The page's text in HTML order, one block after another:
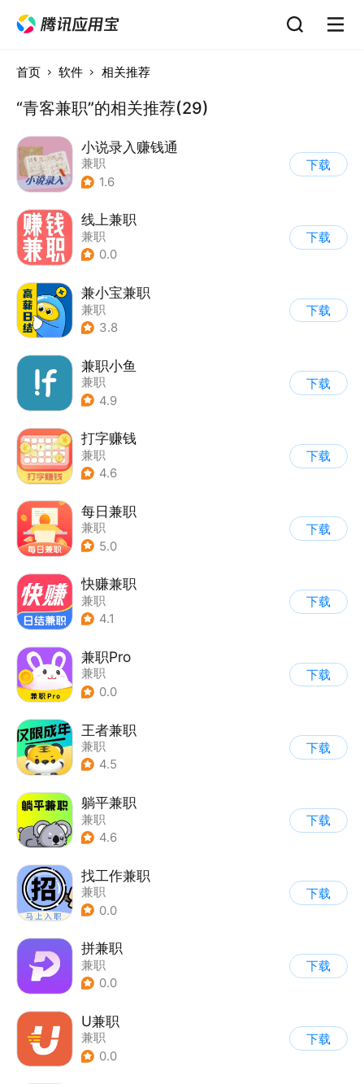
首页 软件 相关推荐
“青客兼职”的相关推荐(29)
小说录入赚钱通
兼职
1.6
下载
线上兼职
兼职
0.0
下载
兼小宝兼职
兼职
3.8
下载
兼职小鱼
兼职
4.9
下载
打字赚钱
兼职
4.6
下载
每日兼职
兼职
5.0
下载
快赚兼职
兼职
4.1
下载
兼职Pro
兼职
0.0
下载
王者兼职
兼职
4.5
下载
躺平兼职
兼职
4.6
下载
找工作兼职
兼职
0.0
下载
拼兼职
兼职
0.0
下载
U兼职
兼职
0.0
下载